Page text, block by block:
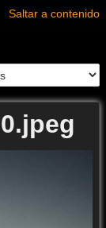
Saltar a contenido